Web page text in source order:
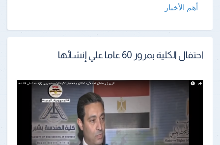
أهم الأخبار
احتفال الكلية بمرور 60 عاما علي إنشائها